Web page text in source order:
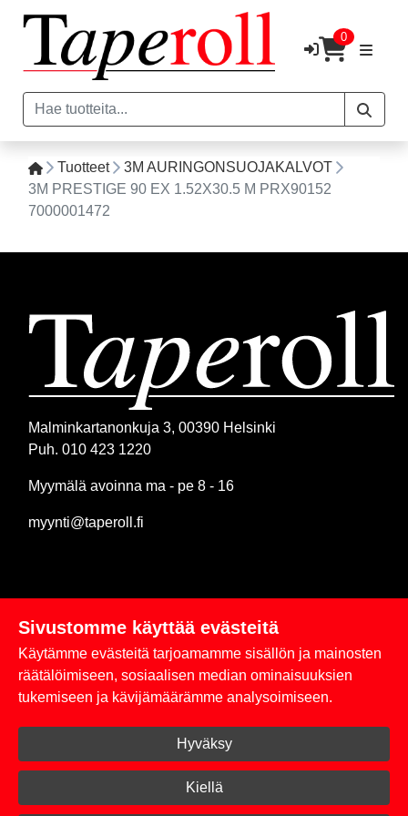
0
Tuotteet
3M AURINGONSUOJAKALVOT
3M PRESTIGE 90 EX 1.52X30.5 M PRX90152
7000001472
Malminkartanonkuja 3, 00390 Helsinki
Puh. 010 423 1220
Myymälä avoinna ma - pe 8 - 16
myynti@taperoll.fi
Linkit
Rekisteriseloste
Toimitus- ja maksuehdot
Kirjaudu sisään
Sivustomme käyttää evästeitä
Käytämme evästeitä tarjoamamme sisällön ja mainosten
räätälöimiseen, sosiaalisen median ominaisuuksien
tukemiseen ja kävijämäärämme analysoimiseen.
Hyväksy
Kiellä